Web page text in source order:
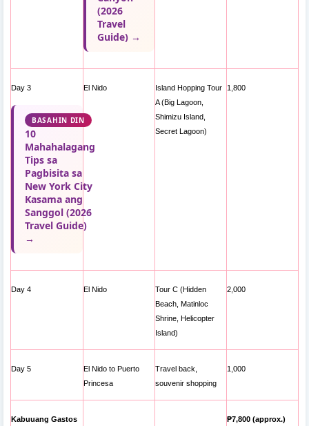
(2026
Travel
Guide) →
Day 3
BASAHIN DIN
10
Mahahalagang
Tips sa
Pagbisita sa
New York City
Kasama ang
Sanggol (2026
Travel Guide)
→
El Nido
Island Hopping Tour
A (Big Lagoon,
Shimizu Island,
Secret Lagoon)
1,800
Day 4 El Nido
Tour C (Hidden
Beach, Matinloc
Shrine, Helicopter
Island)
2,000
Day 5
El Nido to Puerto
Princesa
Travel back,
souvenir shopping
1,000
Kabuuang Gastos ₱7,800 (approx.)